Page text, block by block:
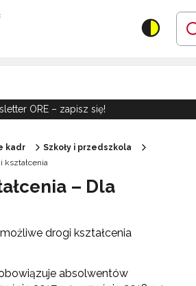
ORE – zapisz się!
kadr
Szkoły i przedszkola
kształcenia
– Dla
drogi kształcenia
absolwentów